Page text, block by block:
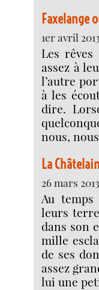
Faxelange
1er avril
Les
assez à
l’autre
à les
dire.
nous,
La
26 mars
Au
leurs
dans son
mille
de ses
assez
lui une